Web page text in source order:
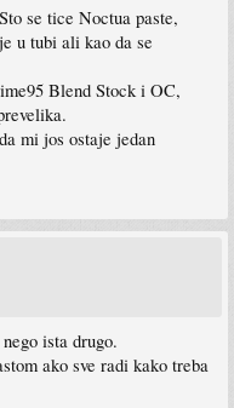
silver 3 ( nje 5) :
bars".
zoni. U prevodu, moraju biti
i zaobljeni gore ..
se tice Noctua paste,
u tubi ali kao da se
Blend Stock i OC,
mi jos ostaje jedan
ista drugo.
ako sve radi kako treba